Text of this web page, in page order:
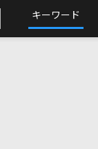
キーワード